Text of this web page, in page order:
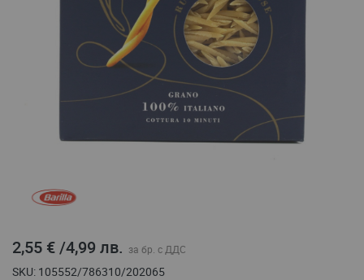
началото
със
снимки
2,55 €/4,99 лв.
SKU 105552/786310/202065